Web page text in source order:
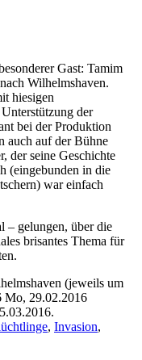
Gast: Tamim
Wilhelmshaven.
hiesigen
der
bei der Produktion
auch auf der Bühne
der seine Geschichte
(eingebunden in die
war einfach
– gelungen, über die
brisantes Thema für
(jeweils um
Mo, 29.02.2016
, Invasion,